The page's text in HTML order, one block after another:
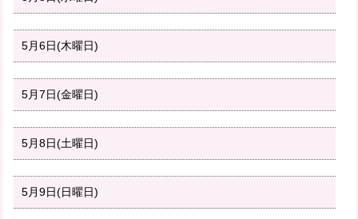
5月6日(木曜日)
5月7日(金曜日)
5月8日(土曜日)
5月9日(日曜日)